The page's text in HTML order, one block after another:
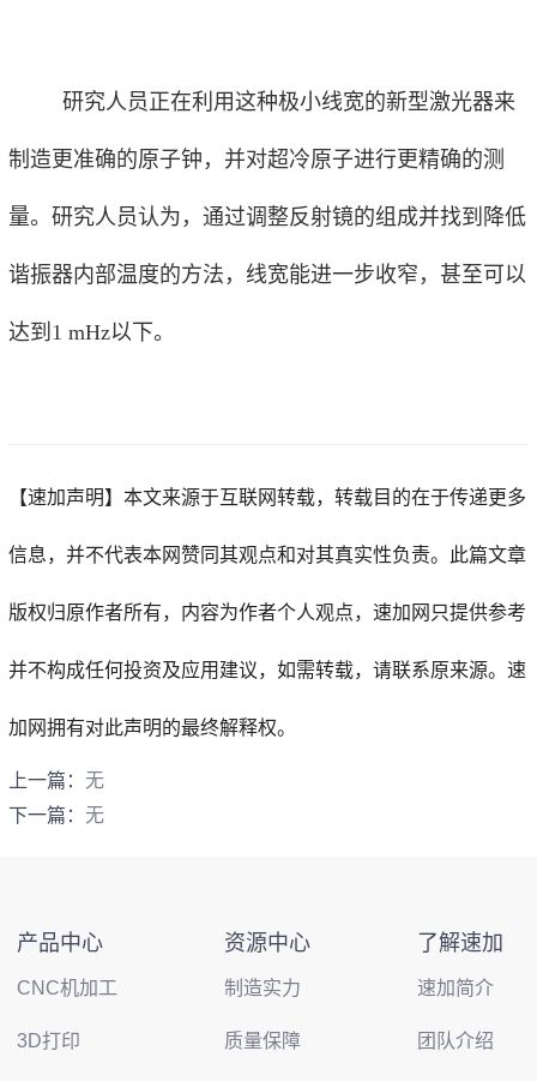
研究人员正在利用这种极小线宽的新型激光器来
制造更准确的原子钟，并对超冷原子进行更精确的测
量。研究人员认为，通过调整反射镜的组成并找到降低
谐振器内部温度的方法，线宽能进一步收窄，甚至可以
达到1 mHz以下。
【速加声明】 本文来源于互联网转载，转载目的在于传递更多
信息，并不代表本网赞同其观点和对其真实性负责。此篇文章
版权归原作者所有，内容为作者个人观点， 速加网 只提供参考
并不构成任何投资及应用建议，如需转载，请联系原来源。速
加网拥有对此声明的最终解释权。
上一篇： 无
下一篇： 无
产品中心
CNC机加工
3D打印
资源中心
制造实力
质量保障
了解速加
速加简介
团队介绍